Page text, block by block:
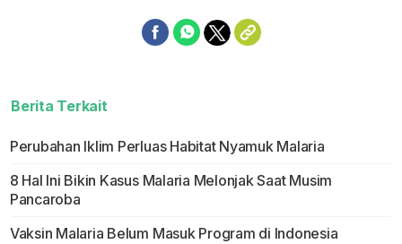
Berita Terkait
Perubahan Iklim Perluas Habitat Nyamuk Malaria
8 Hal Ini Bikin Kasus Malaria Melonjak Saat Musim
Pancaroba
Vaksin Malaria Belum Masuk Program di Indonesia